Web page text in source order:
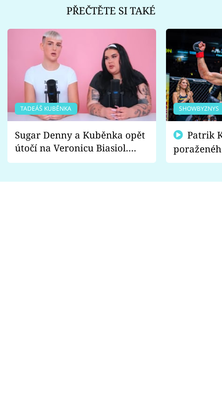
PŘEČTĚTE SI TAKÉ
TADEÁŠ KUBĚNKA
Sugar Denny a Kuběnka opět
útočí na Veronicu Biasiol.
Proč je podle nich falešná a
SHOWBYZNYS
fanoušci